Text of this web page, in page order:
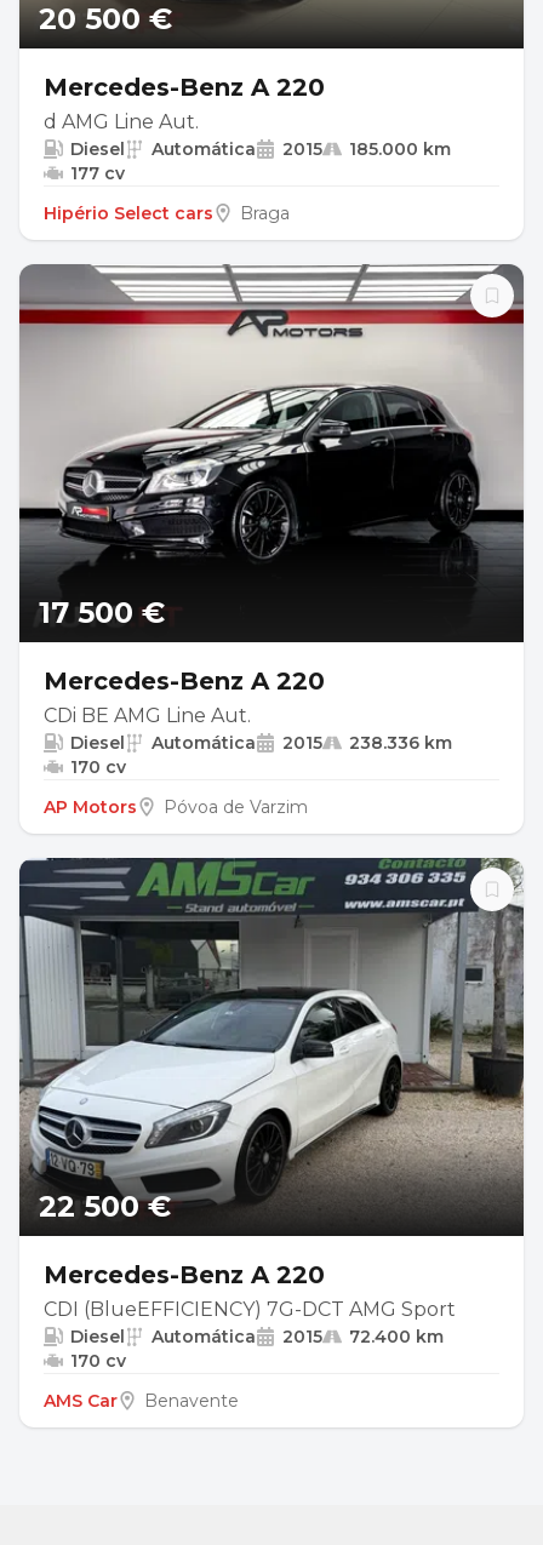
20 500 €
Mercedes-Benz A 220
d AMG Line Aut.
Diesel Automática 2015
185.000 km
177 cv
Hipério Select cars
Braga
17 500 €
Mercedes-Benz A 220
CDi BE AMG Line Aut.
Diesel Automática 2015
238.336 km
170 cv
AP Motors
Póvoa de Varzim
22 500 €
Mercedes-Benz A 220
CDI (BlueEFFICIENCY) 7G-DCT AMG Sport
Diesel Automática 2015
72.400 km
170 cv
AMS Car
Benavente